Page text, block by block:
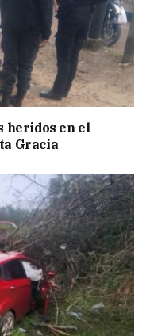
heridos en el
Gracia